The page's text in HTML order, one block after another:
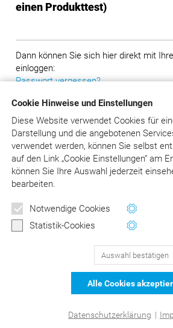
Cookie Hinweise und Einstellungen
Diese Website verwendet Cookies für
Darstellung und die angebotenen
verwendet werden, können Sie selbst
aufden Link „Cookie Einstellungen“ am
können Sie Ihre Auswahl jederzeit
bearbeiten.
Notwendige Cookies
Statistik-Cookies
Auswahl bestätigen
Alle Cookies
Datenschutzerklärung |
einen Produkttest)
Dann können Sie sich hier direkt mit
einloggen:
Passwort vergessen?
DER
129Bewertungen auf